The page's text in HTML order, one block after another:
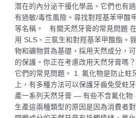
潛在的內分泌干擾化學品。它們也有
有過敏/毒性風險。尋找對羥基苯甲酸
等名稱。 有關天然牙膏的常見問題
用 SLS、三氯生和對羥基苯甲酸酯。
物和礦物質為基礎，採用天然成分，
的保護。你正在考慮改用天然牙膏嗎
它們的常見問題。 1. 氟化物是防止蛀
上，有多種方法可以保護牙齒免受蛀
產一系列天然牙膏 — 有些不含氟化物
生產這兩種類型的原因是因為消費者